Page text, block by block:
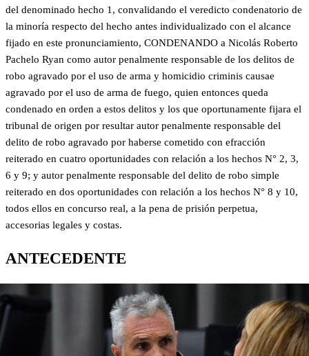
del denominado hecho 1, convalidando el veredicto condenatorio de
la minoría respecto del hecho antes individualizado con el alcance
fijado en este pronunciamiento, CONDENANDO a Nicolás Roberto
Pachelo Ryan como autor penalmente responsable de los delitos de
robo agravado por el uso de arma y homicidio criminis causae
agravado por el uso de arma de fuego, quien entonces queda
condenado en orden a estos delitos y los que oportunamente fijara el
tribunal de origen por resultar autor penalmente responsable del
delito de robo agravado por haberse cometido con efracción
reiterado en cuatro oportunidades con relación a los hechos N° 2, 3,
6 y 9; y autor penalmente responsable del delito de robo simple
reiterado en dos oportunidades con relación a los hechos N° 8 y 10,
todos ellos en concurso real, a la pena de prisión perpetua,
accesorias legales y costas.
ANTECEDENTE